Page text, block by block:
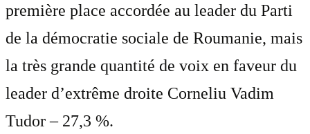
première place accordée au leader du Parti
de la démocratie sociale de Roumanie, mais
la très grande quantité de voix en faveur du
leader d’extrême droite Corneliu Vadim
Tudor – 27,3 %.